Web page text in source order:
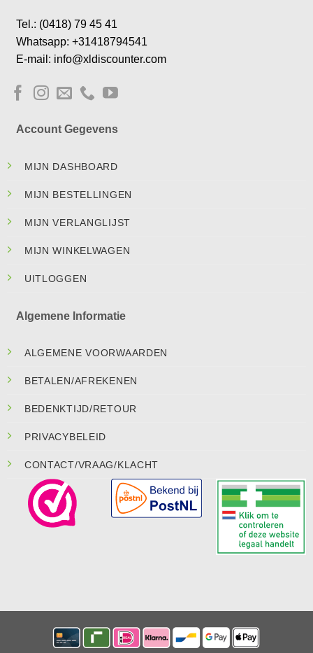
Tel.: (0418) 79 45 41
Whatsapp: +31418794541
E-mail: info@xldiscounter.com
Account Gegevens
MIJN DASHBOARD
MIJN BESTELLINGEN
MIJN VERLANGLIJST
MIJN WINKELWAGEN
UITLOGGEN
Algemene Informatie
ALGEMENE VOORWAARDEN
BETALEN/AFREKENEN
BEDENKTIJD/RETOUR
PRIVACYBELEID
CONTACT/VRAAG/KLACHT